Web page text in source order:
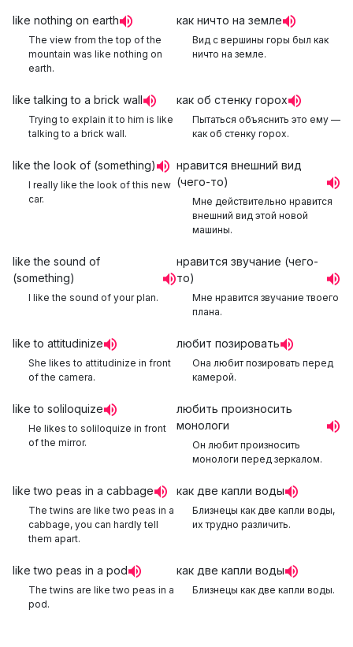
like nothing on earth
The view from the top of the
mountain was like nothing on
earth.
как ничто на земле
Вид с вершины горы был как
ничто на земле.
like talking to a brick wall
Trying to explain it to him is like
talking to a brick wall.
как об стенку горох
Пытаться объяснить это ему —
как об стенку горох.
like the look of (something)
I really like the look of this new
car.
нравится внешний вид
(чего-то)
Мне действительно нравится
внешний вид этой новой
машины.
like the sound of
(something)
I like the sound of your plan.
нравится звучание (чего-
то)
Мне нравится звучание твоего
плана.
like to attitudinize
She likes to attitudinize in front
of the camera.
любит позировать
Она любит позировать перед
камерой.
like to soliloquize
He likes to soliloquize in front
of the mirror.
любить произносить
монологи
Он любит произносить
монологи перед зеркалом.
like two peas in a cabbage
The twins are like two peas in a
cabbage, you can hardly tell
them apart.
как две капли воды
Близнецы как две капли воды,
их трудно различить.
like two peas in a pod
The twins are like two peas in a
pod.
как две капли воды
Близнецы как две капли воды.